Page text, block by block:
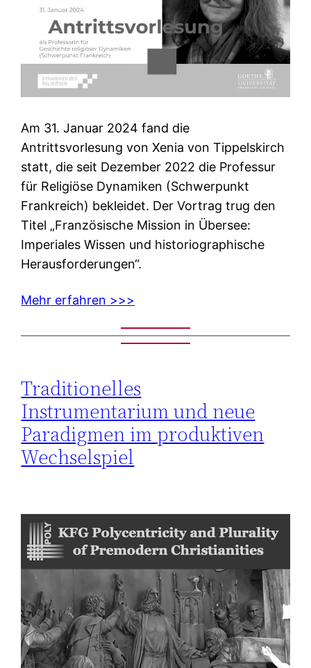
Am 31. Januar 2024 fand die
Antrittsvorlesung von Xenia von Tippelskirch
statt, die seit Dezember 2022 die Professur
für Religiöse Dynamiken (Schwerpunkt
Frankreich) bekleidet. Der Vortrag trug den
Titel „Französische Mission in Übersee:
Imperiales Wissen und historiographische
Herausforderungen“.
Mehr erfahren >>>
Traditionelles
Instrumentarium und neue
Paradigmen im produktiven
Wechselspiel